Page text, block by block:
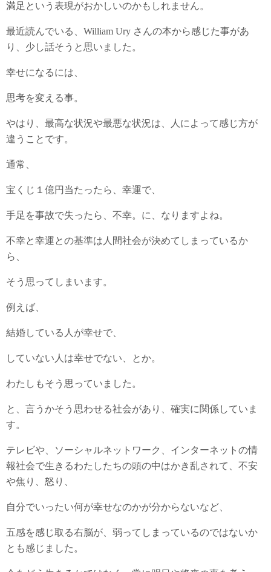
満足という表現がおかしいのかもしれません。
最近読んでいる、William Ury さんの本から感じた事があ
り、少し話そうと思いました。
幸せになるには、
思考を変える事。
やはり、最高な状況や最悪な状況は、人によって感じ方が
違うことです。
通常、
宝くじ１億円当たったら、幸運で、
手足を事故で失ったら、不幸。に、なりますよね。
不幸と幸運との基準は人間社会が決めてしまっているか
ら、
そう思ってしまいます。
例えば、
結婚している人が幸せで、
していない人は幸せでない、とか。
わたしもそう思っていました。
と、言うかそう思わせる社会があり、確実に関係していま
す。
テレビや、ソーシャルネットワーク、インターネットの情
報社会で生きるわたしたちの頭の中はかき乱されて、不安
や焦り、怒り、
自分でいったい何が幸せなのかが分からないなど、
五感を感じ取る右脳が、弱ってしまっているのではないか
とも感じました。